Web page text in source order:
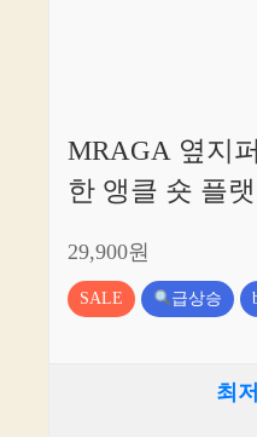
MRAGA 옆지
한 앵클 숏 플랫
29,900원
SALE 급상승
최